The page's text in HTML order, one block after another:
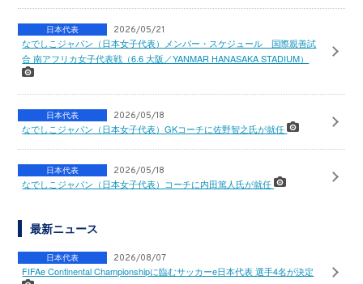
日本代表 2026/05/21
なでしこジャパン（日本女子代表）メンバー・スケジュール 国際親善試
合 南アフリカ女子代表戦（6.6 大阪／YANMAR HANASAKA STADIUM）
日本代表 2026/05/18
なでしこジャパン（日本女子代表）GKコーチに佐野智之氏が就任
日本代表 2026/05/18
なでしこジャパン（日本女子代表）コーチに内田篤人氏が就任
最新ニュース
日本代表 2026/08/07
FIFAe Continental Championshipに臨むサッカーe日本代表 選手4名が決定